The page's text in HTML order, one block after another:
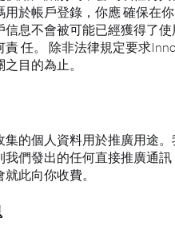
用於帳戶登錄，你應 確保在
信息不會被可能已經獲得了
任。 除非法律規定要求
目的為止。
集的個人資料用於推廣用途
我們發出的任何直接推廣通
此向你收費。